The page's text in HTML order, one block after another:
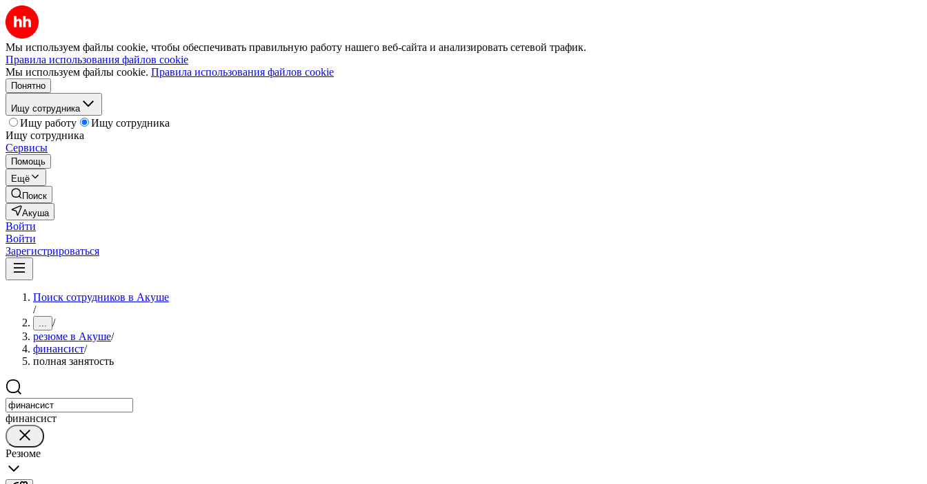
Мы используем файлы cookie, чтобы обеспечивать правильную работу нашего веб-сайта и анализировать сетевой трафик.
Правила использования файлов cookie
Мы используем файлы cookie. Правила использования файлов cookie
Понятно
Ищу сотрудника
Ищу работу
Ищу сотрудника
Ищу сотрудника
Сервисы
Помощь
Ещё
Поиск
Акуша
Войти
Войти
Зарегистрироваться
Поиск сотрудников в Акуше
/
... /
резюме в Акуше/
финансист/
полная занятость
финансист
Резюме